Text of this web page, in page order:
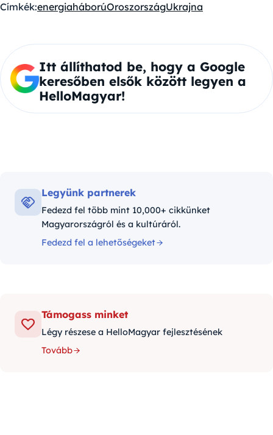
Címkék:energiaháborúOroszországUkrajna
Itt állíthatod be, hogy a Google
keresőben elsők között legyen a
HelloMagyar!
Legyünk partnerek
Fedezd fel több mint 10,000+ cikkünket
Magyarországról és a kultúráról.
Fedezd fel a lehetőségeket
Támogass minket
Légy részese a HelloMagyar fejlesztésének
Tovább